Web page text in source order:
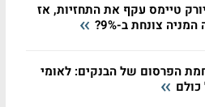
יורק טיימס עקף את התחזיות, אז
צונחת ב-9%?
הפרסום של הבנקים: לאומי
כולם